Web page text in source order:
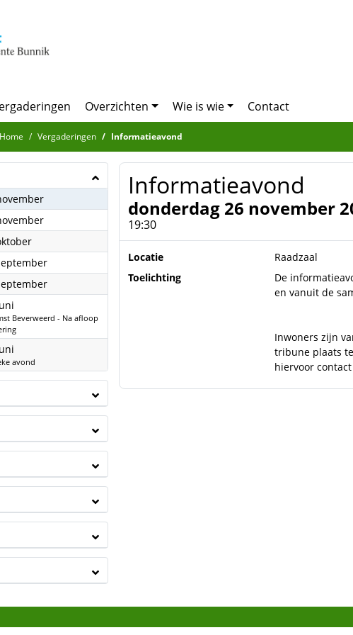
Overzichten Wie is wie Contact
Home Vergaderingen Informatieavond
2026
2026
2026
2026
2026
Beverweerd - Na afloop
avond
Informatieavond
donderdag 26 november
19:30
Locatie
Raadzaal
Toelichting
De
en vanuit de
Inwoners zijn
tribune plaats
hiervoor